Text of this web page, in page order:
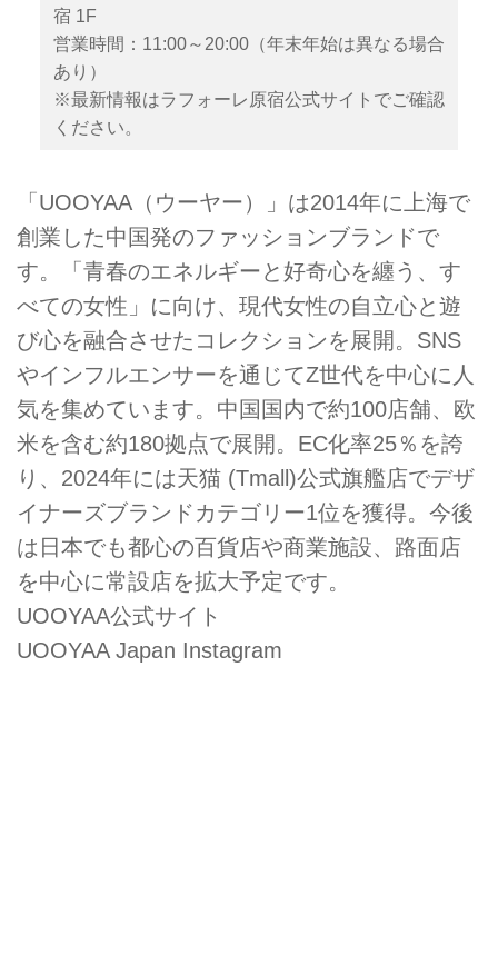
宿 1F
営業時間：11:00～20:00（年末年始は異なる場合
あり）
※最新情報はラフォーレ原宿公式サイトでご確認
ください。
「UOOYAA（ウーヤー）」は2014年に上海で
創業した中国発のファッションブランドで
す。「青春のエネルギーと好奇心を纏う、す
べての女性」に向け、現代女性の自立心と遊
び心を融合させたコレクションを展開。SNS
やインフルエンサーを通じてZ世代を中心に人
気を集めています。中国国内で約100店舗、欧
米を含む約180拠点で展開。EC化率25％を誇
り、2024年には天猫 (Tmall)公式旗艦店でデザ
イナーズブランドカテゴリー1位を獲得。今後
は日本でも都心の百貨店や商業施設、路面店
を中心に常設店を拡大予定です。
UOOYAA公式サイト
UOOYAA Japan Instagram